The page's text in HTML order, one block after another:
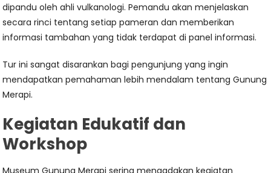
dipandu oleh ahli vulkanologi. Pemandu akan menjelaskan
secara rinci tentang setiap pameran dan memberikan
informasi tambahan yang tidak terdapat di panel informasi.
Tur ini sangat disarankan bagi pengunjung yang ingin
mendapatkan pemahaman lebih mendalam tentang Gunung
Merapi.
Kegiatan Edukatif dan
Workshop
Museum Gunung Merapi sering mengadakan kegiatan